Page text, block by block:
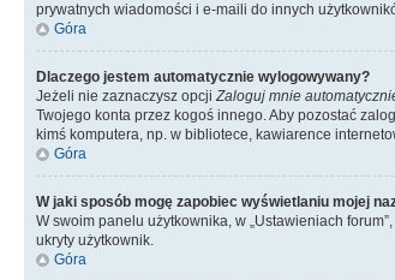
prywatnych wiadomości i e-maili do innych
Góra
Dlaczego jestem automatycznie wylogowywany?
Jeżeli nie zaznaczysz opcjiZaloguj mnie
Twojego konta przez kogoś innego. Aby pozostać
kimś komputera, np. w bibliotece, kawiarence
Góra
W jaki sposób mogę zapobiec wyświetlaniu mojej
W swoim panelu użytkownika, w „Ustawieniach
ukryty użytkownik.
Góra